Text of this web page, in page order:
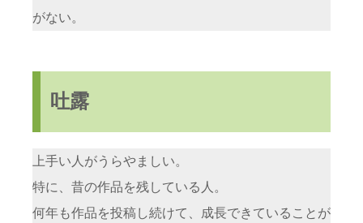
がない。
吐露
上手い人がうらやましい。
特に、昔の作品を残している人。
何年も作品を投稿し続けて、成長できていることが